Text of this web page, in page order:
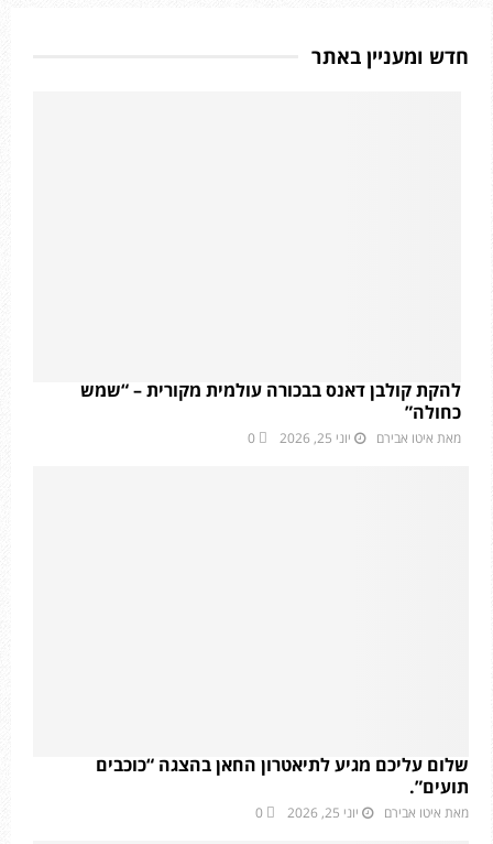
חדש ומעניין באתר
להקת קולבן דאנס בבכורה עולמית מקורית – “שמש
כחולה”
מאת איטו אבירם יוני 25, 2026 0
שלום עליכם מגיע לתיאטרון החאן בהצגה “כוכבים
תועים”.
מאת איטו אבירם יוני 25, 2026 0